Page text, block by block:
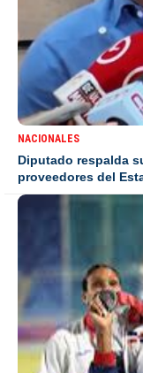
NACIONALES
Diputado respalda
proveedores del